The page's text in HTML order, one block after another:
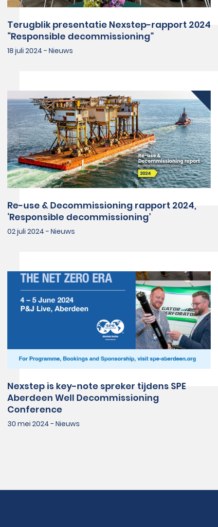
Terugblik presentatie Nexstep-rapport 2024
“Responsible decommissioning”
18 juli 2024 - Nieuws
Re-use & Decommissioning rapport 2024,
‘Responsible decommissioning’
02 juli 2024 - Nieuws
Nexstep is key-note spreker tijdens SPE
Aberdeen Well Decommissioning
Conference
30 mei 2024 - Nieuws